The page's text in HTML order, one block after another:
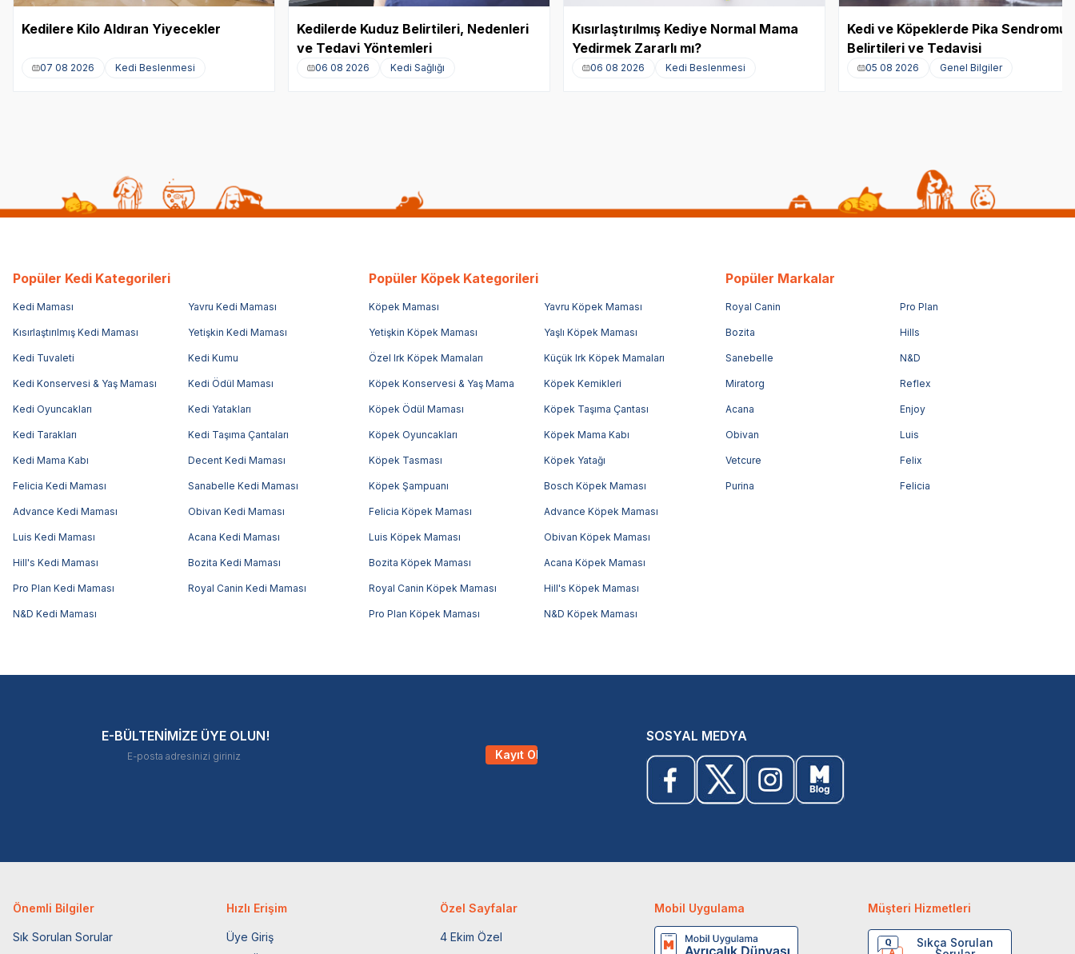
Kedilere Kilo Aldıran Yiyecekler
07 08 2026 Kedi Beslenmesi
Kedilerde Kuduz Belirtileri, Nedenleri
ve Tedavi Yöntemleri
06 08 2026 Kedi Sağlığı
Kısırlaştırılmış Kediye Normal Mama
Yedirmek Zararlı mı?
06 08 2026 Kedi Beslenmesi
Kedi ve Köpeklerde Pika Sendromu:
Belirtileri ve Tedavisi
05 08 2026 Genel Bilgiler
Popüler Kedi Kategorileri
Kedi Maması Yavru Kedi Maması
Kısırlaştırılmış Kedi Maması Yetişkin Kedi Maması
Kedi Tuvaleti Kedi Kumu
Kedi Konservesi & Yaş Maması Kedi Ödül Maması
Kedi Oyuncakları Kedi Yatakları
Kedi Tarakları Kedi Taşıma Çantaları
Kedi Mama Kabı Decent Kedi Maması
Felicia Kedi Maması Sanabelle Kedi Maması
Advance Kedi Maması Obivan Kedi Maması
Luis Kedi Maması Acana Kedi Maması
Hill's Kedi Maması Bozita Kedi Maması
Pro Plan Kedi Maması Royal Canin Kedi Maması
N&D Kedi Maması
Popüler Köpek Kategorileri
Köpek Maması Yavru Köpek Maması
Yetişkin Köpek Maması Yaşlı Köpek Maması
Özel Irk Köpek Mamaları Küçük Irk Köpek Mamaları
Köpek Konservesi & Yaş Mama Köpek Kemikleri
Köpek Ödül Maması Köpek Taşıma Çantası
Köpek Oyuncakları Köpek Mama Kabı
Köpek Tasması Köpek Yatağı
Köpek Şampuanı Bosch Köpek Maması
Felicia Köpek Maması Advance Köpek Maması
Luis Köpek Maması Obivan Köpek Maması
Bozita Köpek Maması Acana Köpek Maması
Royal Canin Köpek Maması Hill's Köpek Maması
Pro Plan Köpek Maması N&D Köpek Maması
Popüler Markalar
Royal Canin Pro Plan
Bozita Hills
Sanebelle N&D
Miratorg Reflex
Acana Enjoy
Obivan Luis
Vetcure Felix
Purina Felicia
E-BÜLTENİMİZE ÜYE OLUN!
Kayıt Ol
SOSYAL MEDYA
Önemli Bilgiler
Sık Sorulan Sorular
Hızlı Erişim
Üye Giriş
Özel Sayfalar
4 Ekim Özel
Mobil Uygulama Müşteri Hizmetleri
Sıkça Sorulan